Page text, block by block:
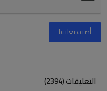
أضف تعليقا
التعليقات (2394)